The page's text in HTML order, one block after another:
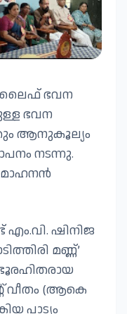
ലൈഫ് ഭവന
ഭവന
ആനുകൂല്യം
നടന്നു.
ഷിനിജ
മണ്ണ്’
ഭൂരഹിതരായ
വീതം (ആകെ
പാട്യം